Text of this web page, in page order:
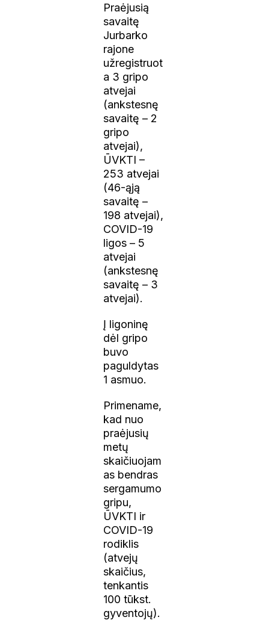
Praėjusią
savaitę
Jurbarko
rajone
užregistruot
a 3 gripo
atvejai
(ankstesnę
savaitę – 2
gripo
atvejai),
ŪVKTI –
253 atvejai
(46-ąją
savaitę –
198 atvejai),
COVID-19
ligos – 5
atvejai
(ankstesnę
savaitę – 3
atvejai).
Į ligoninę
dėl gripo
buvo
paguldytas
1 asmuo.
Primename,
kad nuo
praėjusių
metų
skaičiuojam
as bendras
sergamumo
gripu,
ŪVKTI ir
COVID-19
rodiklis
(atvejų
skaičius,
tenkantis
100 tūkst.
gyventojų).